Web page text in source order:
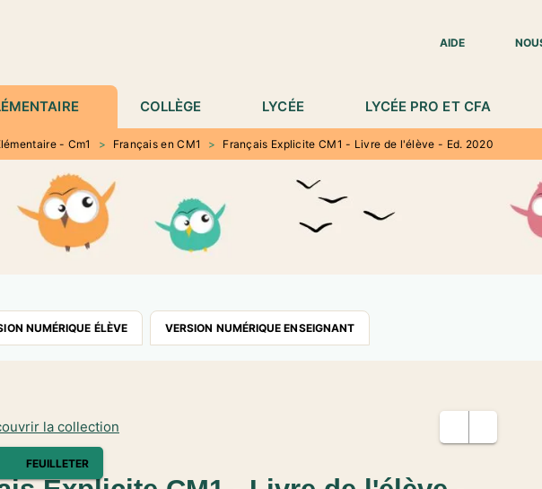
AIDE
COLLÈGE LYCÉE LYCÉE PRO ET CFA
- Cm1 > Français en CM1 > Français Explicite CM1 - Livre de l'élève - Ed. 2020
NUMÉRIQUE ÉLÈVE VERSION NUMÉRIQUE ENSEIGNANT
FEUILLETER
la collection